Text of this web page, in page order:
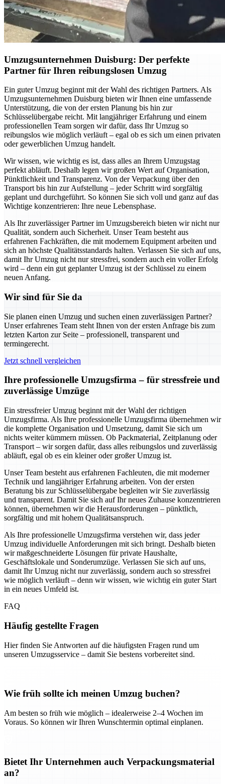
Umzugsunternehmen Duisburg: Der perfekte
Partner für Ihren reibungslosen Umzug
Ein guter Umzug beginnt mit der Wahl des richtigen Partners. Als
Umzugsunternehmen Duisburg bieten wir Ihnen eine umfassende
Unterstützung, die von der ersten Planung bis hin zur
Schlüsselübergabe reicht. Mit langjähriger Erfahrung und einem
professionellen Team sorgen wir dafür, dass Ihr Umzug so
reibungslos wie möglich verläuft – egal ob es sich um einen privaten
oder gewerblichen Umzug handelt.
Wir wissen, wie wichtig es ist, dass alles an Ihrem Umzugstag
perfekt abläuft. Deshalb legen wir großen Wert auf Organisation,
Pünktlichkeit und Transparenz. Von der Verpackung über den
Transport bis hin zur Aufstellung – jeder Schritt wird sorgfältig
geplant und durchgeführt. So können Sie sich voll und ganz auf das
Wichtige konzentrieren: Ihre neue Lebensphase.
Als Ihr zuverlässiger Partner im Umzugsbereich bieten wir nicht nur
Qualität, sondern auch Sicherheit. Unser Team besteht aus
erfahrenen Fachkräften, die mit modernem Equipment arbeiten und
sich an höchste Qualitätsstandards halten. Verlassen Sie sich auf uns,
damit Ihr Umzug nicht nur stressfrei, sondern auch ein voller Erfolg
wird – denn ein gut geplanter Umzug ist der Schlüssel zu einem
neuen Anfang.
Wir sind für Sie da
Sie planen einen Umzug und suchen einen zuverlässigen Partner?
Unser erfahrenes Team steht Ihnen von der ersten Anfrage bis zum
letzten Karton zur Seite – professionell, transparent und
termingerecht.
Jetzt schnell vergleichen
Ihre professionelle Umzugsfirma – für stressfreie und
zuverlässige Umzüge
Ein stressfreier Umzug beginnt mit der Wahl der richtigen
Umzugsfirma. Als Ihre professionelle Umzugsfirma übernehmen wir
die komplette Organisation und Umsetzung, damit Sie sich um
nichts weiter kümmern müssen. Ob Packmaterial, Zeitplanung oder
Transport – wir sorgen dafür, dass alles reibungslos und zuverlässig
abläuft, egal ob es ein kleiner oder großer Umzug ist.
Unser Team besteht aus erfahrenen Fachleuten, die mit moderner
Technik und langjähriger Erfahrung arbeiten. Von der ersten
Beratung bis zur Schlüsselübergabe begleiten wir Sie zuverlässig
und transparent. Damit Sie sich auf Ihr neues Zuhause konzentrieren
können, übernehmen wir die Herausforderungen – pünktlich,
sorgfältig und mit hohem Qualitätsanspruch.
Als Ihre professionelle Umzugsfirma verstehen wir, dass jeder
Umzug individuelle Anforderungen mit sich bringt. Deshalb bieten
wir maßgeschneiderte Lösungen für private Haushalte,
Geschäftslokale und Sonderumzüge. Verlassen Sie sich auf uns,
damit Ihr Umzug nicht nur zuverlässig, sondern auch so stressfrei
wie möglich verläuft – denn wir wissen, wie wichtig ein guter Start
in ein neues Umfeld ist.
FAQ
Häufig gestellte Fragen
Hier finden Sie Antworten auf die häufigsten Fragen rund um
unseren Umzugsservice – damit Sie bestens vorbereitet sind.
Wie früh sollte ich meinen Umzug buchen?
Am besten so früh wie möglich – idealerweise 2–4 Wochen im
Voraus. So können wir Ihren Wunschtermin optimal einplanen.
Bietet Ihr Unternehmen auch Verpackungsmaterial
an?